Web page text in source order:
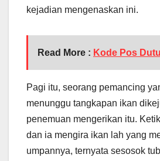
kejadian mengenaskan ini.
Read More : Kode Pos
Pagi itu, seorang pemancing
menunggu tangkapan ikan
penemuan mengerikan itu.
dan ia mengira ikan lah yang
umpannya, ternyata sesosok